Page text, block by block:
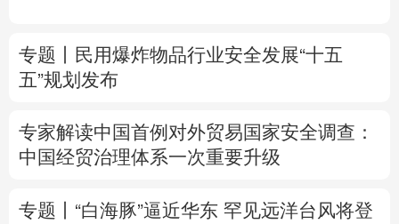
专题丨
民用爆炸物品行业安全发展“十五
五”规划发布
专家解读中国首例对外贸易国家安全调查：
中国经贸治理体系一次重要升级
专题丨 “白海豚”逼近华东 罕见远洋台风将登